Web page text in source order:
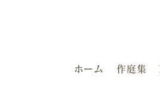
ホーム 作庭集